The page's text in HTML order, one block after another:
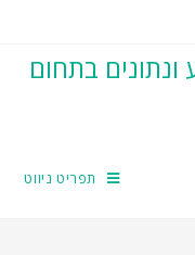
בתחום
תפריט ניווט